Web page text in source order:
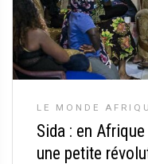
LE MONDE
Sida : en Afrique
une petite